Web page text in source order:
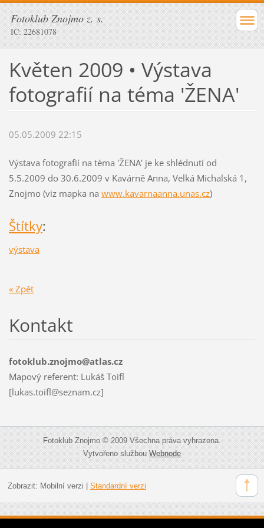
Fotoklub Znojmo z. s.
IČ: 22681078
Květen 2009 • Výstava
fotografií na téma 'ŽENA'
05.05.2009 22:15
Výstava fotografií na téma 'ŽENA' je ke shlédnutí od
5.5.2009 do 30.6.2009 v Kavárně Anna, Velká Michalská 1,
Znojmo (viz mapka na www.kavarnaanna.unas.cz)
Štítky:
výstava
« Zpět
Kontakt
fotoklub.znojmo@atlas.cz
Mapový referent: Lukáš Toifl
[lukas.toifl@seznam.cz]
Fotoklub Znojmo © 2009 Všechna práva vyhrazena.
Vytvořeno službouWebnode
Zobrazit: Mobilní verzi Standardní verzi